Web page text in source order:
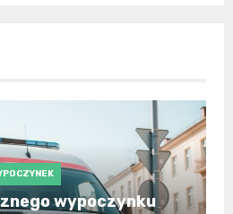
wypoczynku